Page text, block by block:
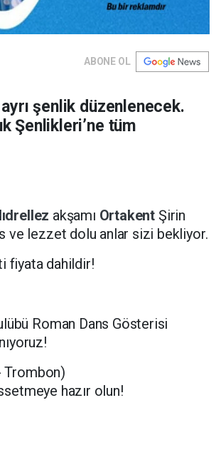
ABONE OL
şenlik düzenlenecek.
Şenlikleri’ne tüm
akşamı Ortakent Şirin
ve lezzet dolu anlar sizi bekliyor.
fiyata dahildir!
Roman Dans Gösterisi
Trombon)
hazır olun!